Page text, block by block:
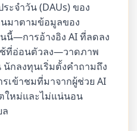
ะจำวัน (DAUs) ของ
นมาตามข้อมูลของ
นี้—การอ้างอิง AI ที่ลดลง
ที่อ่อนตัวลง—วาดภาพ
กลงทุนเริ่มตั้งคำถามถึง
เข้าชมที่มาจากผู้ช่วย AI
ใหม่และไม่แน่นอน